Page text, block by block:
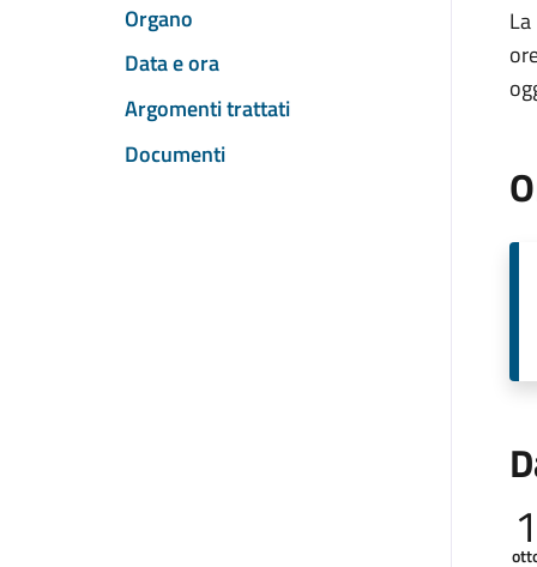
Organo
Data e ora
Argomenti trattati
Documenti